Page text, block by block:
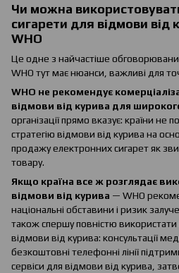
Чи можна
сигарети для відмови від
WHO
Це одне з найчастіше
WHO тут має нюанси, важливі для
WHO не рекомендує
відмови від курива для
організації прямо вказує: країни не
стратегію відмови від курива на
продажу електронних сигарет як
товару.
Якщо країна все ж розглядає
відмови від курива — WHO
національні обставини і ризик
також спершу повністю
відмови від курива: консультації
безкоштовні телефонні лінії
сервіси для відмови від курива,